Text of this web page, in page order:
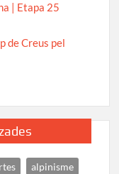
| Etapa 25
de Creus pel
alpinisme